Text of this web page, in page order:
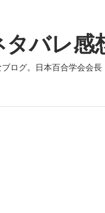
バレ感
ログ。日本百合学会会長